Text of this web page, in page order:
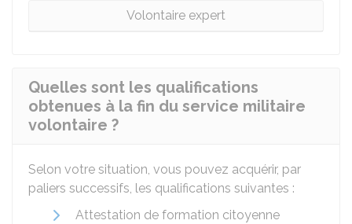
Volontaire expert
Quelles sont les qualifications
obtenues à la fin du service militaire
volontaire ?
Selon votre situation, vous pouvez acquérir, par
paliers successifs, les qualifications suivantes :
Attestation de formation citoyenne